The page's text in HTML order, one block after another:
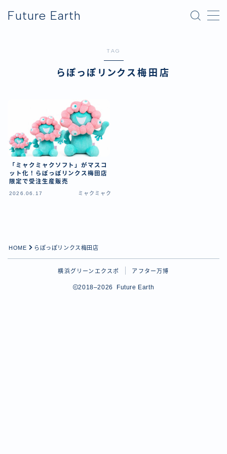
Future Earth
横浜グリーンエクスポ
TAG
らぽっぽリンクス梅田店
「ミャクミャクソフト」がマスコ
ット化！らぽっぽリンクス梅田店
限定で受注生産販売
2026.06.17 ミャクミャク
HOME らぽっぽリンクス梅田店
横浜グリーンエクスポ アフター万博
2018–2026 Future Earth